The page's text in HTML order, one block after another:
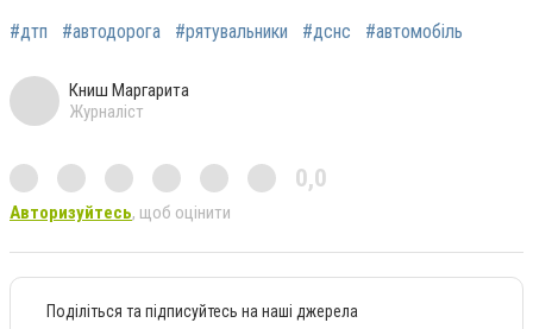
#дтп #автодорога #рятувальники #дснс #автомобіль
Книш Маргарита
Журналіст
0,0
Авторизуйтесь, щоб оцінити
Поділіться та підписуйтесь на наші джерела